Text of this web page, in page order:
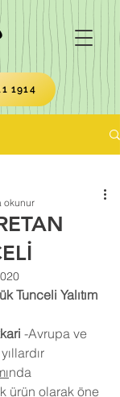
1914
okunur
Tunceli Yalıtım
-Avrupa ve
nda
ürün olarak öne